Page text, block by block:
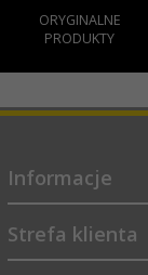
ORYGINALNE
PRODUKTY
Informacje
Strefa klienta